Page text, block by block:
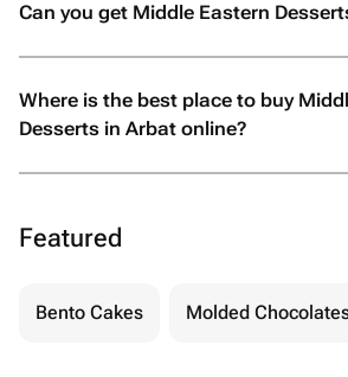
Can you get Middle Eastern
Where is the best place to buy
Desserts in Arbat online?
Featured
Bento Cakes Molded